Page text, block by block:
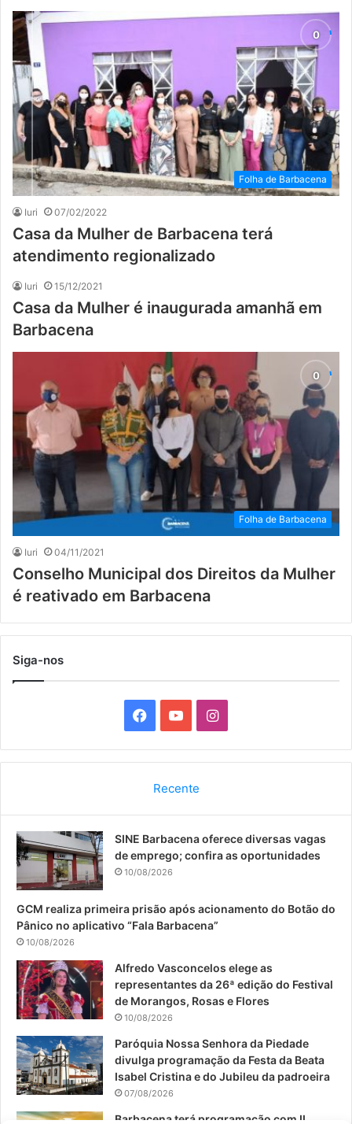
Folha de Barbacena
Iuri 07/02/2022
Casa da Mulher de Barbacena terá
atendimento regionalizado
Iuri 15/12/2021
Casa da Mulher é inaugurada amanhã em
Barbacena
Folha de Barbacena
Iuri 04/11/2021
Conselho Municipal dos Direitos da Mulher
é reativado em Barbacena
Siga-nos
a
b
o
o
o
u
e
I
n
a
r
m
Recente
SINE Barbacena oferece diversas vagas
de emprego; confira as oportunidades
10/08/2026
GCM realiza primeira prisão após acionamento do Botão do
Pânico no aplicativo “Fala Barbacena”
10/08/2026
Alfredo Vasconcelos elege as
representantes da 26ª edição do Festival
de Morangos, Rosas e Flores
10/08/2026
Paróquia Nossa Senhora da Piedade
divulga programação da Festa da Beata
Isabel Cristina e do Jubileu da padroeira
07/08/2026
Barbacena terá programação com II